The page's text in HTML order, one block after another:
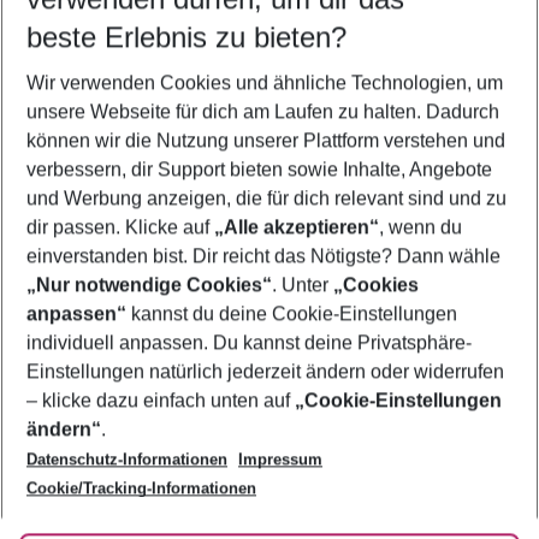
5-8 Nächte
2 Erwachsene Keine Kinder
Mehr Filter anzeigen
Footer
Footer navigation
Über uns
AGB
Bestpreisgarantie
Cookie-Einstellungen ändern
Cookie-Richtlinie
Agenturbetreuung
Barrierefreies Reisen
Folge uns
beste Erlebnis zu bieten?
Wir verwenden Cookies und ähnliche Technologien, um
unsere Webseite für dich am Laufen zu halten. Dadurch
können wir die Nutzung unserer Plattform verstehen und
verbessern, dir Support bieten sowie Inhalte, Angebote
und Werbung anzeigen, die für dich relevant sind und zu
dir passen. Klicke auf „Alle akzeptieren“, wenn du
einverstanden bist. Dir reicht das Nötigste? Dann wähle
„Nur notwendige Cookies“. Unter „Cookies
anpassen“ kannst du deine Cookie-Einstellungen
individuell anpassen. Du kannst deine Privatsphäre-
Einstellungen natürlich jederzeit ändern oder widerrufen
– klicke dazu einfach unten auf „Cookie-Einstellungen
ändern“.
Datenschutz-Informationen
Impressum
Cookie/Tracking-Informationen